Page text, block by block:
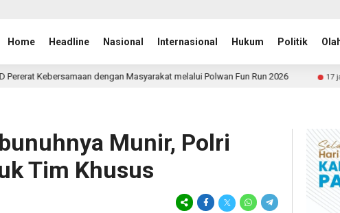
Home Headline Nasional Internasional Hukum Politik
Masyarakat melalui Polwan Fun Run 2026 17 jam lalu Nasir Djamil
Munir, Polri
Tim Khusus